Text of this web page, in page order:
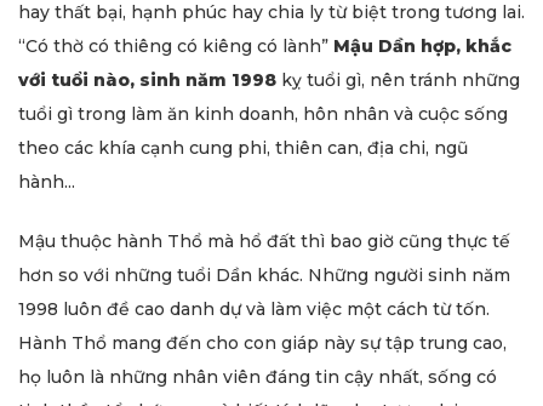
hay thất bại, hạnh phúc hay chia ly từ biệt trong tương lai.
“Có thờ có thiêng có kiêng có lành” Mậu Dần hợp, khắc
với tuổi nào, sinh năm 1998 kỵ tuổi gì, nên tránh những
tuổi gì trong làm ăn kinh doanh, hôn nhân và cuộc sống
theo các khía cạnh cung phi, thiên can, địa chi, ngũ
hành...
Mậu thuộc hành Thổ mà hổ đất thì bao giờ cũng thực tế
hơn so với những tuổi Dần khác. Những người sinh năm
1998 luôn đề cao danh dự và làm việc một cách từ tốn.
Hành Thổ mang đến cho con giáp này sự tập trung cao,
họ luôn là những nhân viên đáng tin cậy nhất, sống có